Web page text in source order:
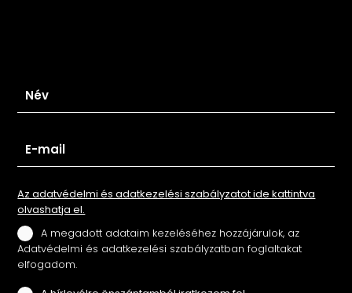
Az adatvédelmi és adatkezelési szabályzatot ide kattintva
olvashatja el.
A megadott adataim kezeléséhez hozzájárulok, az
Adatvédelmi és adatkezelési szabályzatban foglaltakat
elfogadom.